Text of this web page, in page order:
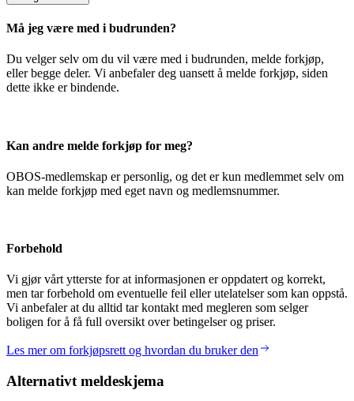
Må jeg være med i budrunden?
Du velger selv om du vil være med i budrunden, melde forkjøp,
eller begge deler. Vi anbefaler deg uansett å melde forkjøp, siden
dette ikke er bindende.
Kan andre melde forkjøp for meg?
OBOS-medlemskap er personlig, og det er kun medlemmet selv om
kan melde forkjøp med eget navn og medlemsnummer.
Forbehold
Vi gjør vårt ytterste for at informasjonen er oppdatert og korrekt,
men tar forbehold om eventuelle feil eller utelatelser som kan oppstå.
Vi anbefaler at du alltid tar kontakt med megleren som selger
boligen for å få full oversikt over betingelser og priser.
Les mer om forkjøpsrett og hvordan du bruker den
Alternativt meldeskjema